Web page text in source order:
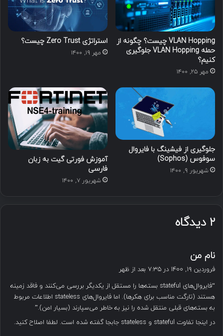
VLAN Hopping چیست؟ چگونه از
حمله VLAN Hopping جلوگیری
کنیم؟
مهر ۲۵, ۱۴۰۰
استراتژی Zero Trust چیست؟
مهر ۱۹, ۱۴۰۰
جلوگیری از فیشینگ با فایروال
سوفوس (Sophos)
شهریور ۹, ۱۴۰۰
آموزش فورتی گیت به زبان
فارسی
شهریور ۷, ۱۴۰۰
۲ دیدگاه
نام من
ف
:
فروردین ۱۹, ۱۴۰۰ در ۷:۳۵ بعد از ظهر
“فایروال‌های stateful بسته‌ها را مستقل از یکدیگر بررسی می‌کنند و فاقد زمینه
هستند (تارگت مناسب برای هکرها). اما فایروال‌های stateless اطلاعات مربوط
به بسته‌های قبلی منتقل شده را نیز به خاطر می‌سپارند (بسیار امن).”
در اینجا تفاوت stateful و stateless جابجا گفته شده است. لطفا اصلاح کنید.